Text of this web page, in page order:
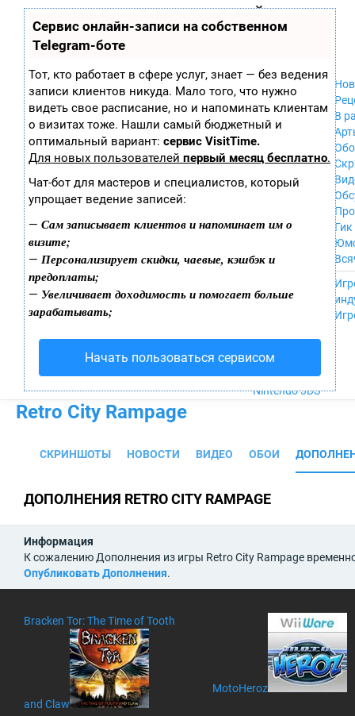
Сервис онлайн-записи на собственном
Telegram-боте
Тот, кто работает в сфере услуг, знает — без ведения
записи клиентов никуда. Мало того, что нужно
видеть свое расписание, но и напоминать клиентам
о визитах тоже. Нашли самый бюджетный и
оптимальный вариант: сервис VisitTime.
Для новых пользователей первый месяц бесплатно.
Чат-бот для мастеров и специалистов, который
упрощает ведение записей:
— Сам записывает клиентов и напоминает им о
визите;
— Персонализирует скидки, чаевые, кэшбэк и
предоплаты;
— Увеличивает доходимость и помогает больше
зарабатывать;
Начать пользоваться сервисом
играх
ла
ор
ы
Xbox 360
Wii
GameCube
PS
PS2
PS3
Nintendo 64
PSP
iPhone, iPod,
MacOS
NES
Wii U
PS4
Xbox One
Nintendo 3DS
В
Гик
Retro City Rampage
СКРИНШОТЫ НОВОСТИ ВИДЕО ОБОИ
ДОПОЛНЕНИЯ RETRO CITY RAMPAGE
Информация
К сожалению Дополнения из игры Retro City Rampage
Опубликовать Дополнения.
Bracken Tor: The Time of Tooth
and Claw
MotoHeroz